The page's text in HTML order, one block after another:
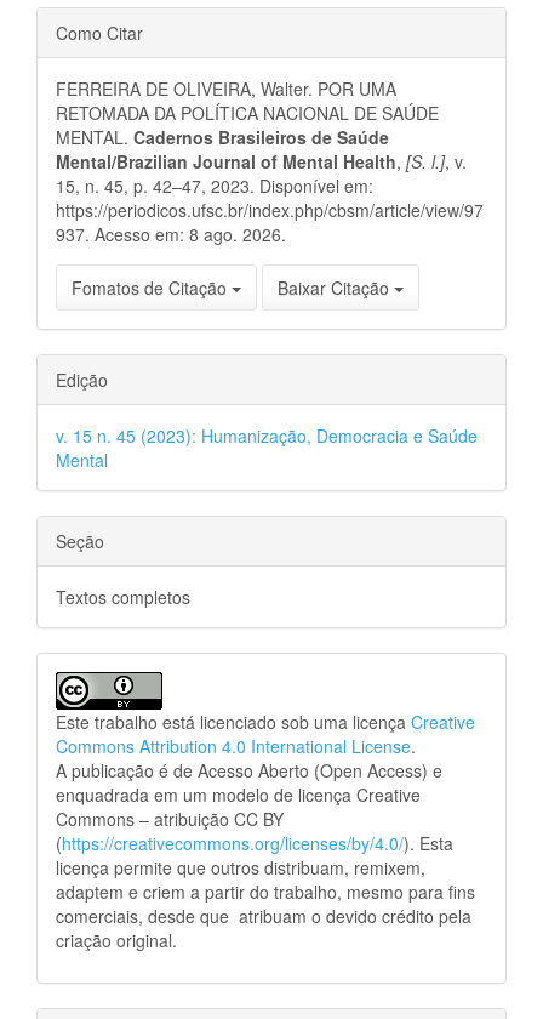
Detalhes
do
artigo
Como Citar
FERREIRA DE OLIVEIRA, Walter. POR UMA
RETOMADA DA POLÍTICA NACIONAL DE SAÚDE
MENTAL. Cadernos Brasileiros de Saúde
Mental/Brazilian Journal of Mental Health, [S. l.], v.
15, n. 45, p. 42–47, 2023. Disponível em:
https://periodicos.ufsc.br/index.php/cbsm/article/view/97
937. Acesso em: 8 ago. 2026.
Fomatos de Citação Baixar Citação
Edição
v. 15 n. 45 (2023): Humanização, Democracia e Saúde
Mental
Seção
Textos completos
Este trabalho está licenciado sob uma licença Creative
Commons Attribution 4.0 International License.
A publicação é de Acesso Aberto (Open Access) e
enquadrada em um modelo de licença Creative
Commons – atribuição CC BY
(https://creativecommons.org/licenses/by/4.0/). Esta
licença permite que outros distribuam, remixem,
adaptem e criem a partir do trabalho, mesmo para fins
comerciais, desde que atribuam o devido crédito pela
criação original.